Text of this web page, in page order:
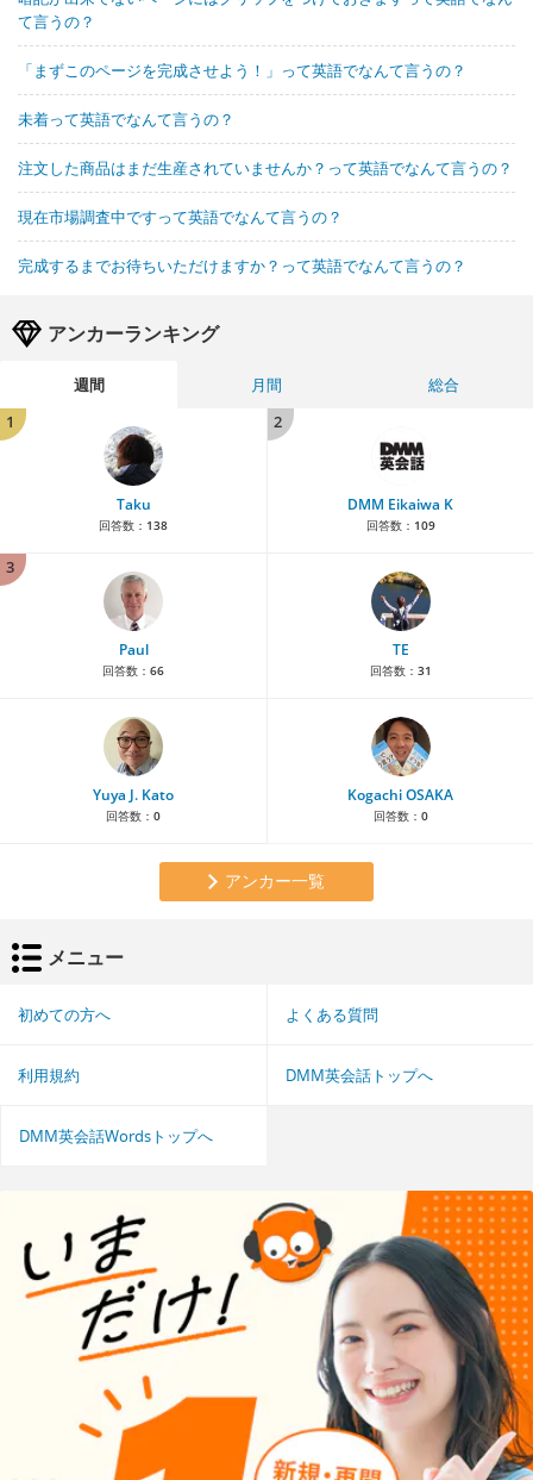
て言うの？
「まずこのページを完成させよう！」って英語でなんて言うの？
未着って英語でなんて言うの？
注文した商品はまだ生産されていませんか？って英語でなんて言うの？
現在市場調査中ですって英語でなんて言うの？
完成するまでお待ちいただけますか？って英語でなんて言うの？
アンカーランキング
週間 月間
総合
1
Taku
回答数： 138
2
DMM Eikaiwa K
回答数： 109
3
Paul
回答数： 66
TE
回答数： 31
Yuya J. Kato
回答数： 0
Kogachi OSAKA
回答数： 0
アンカー一覧
メニュー
初めての方へ よくある質問
利用規約 DMM英会話トップへ
DMM英会話Wordsトップへ